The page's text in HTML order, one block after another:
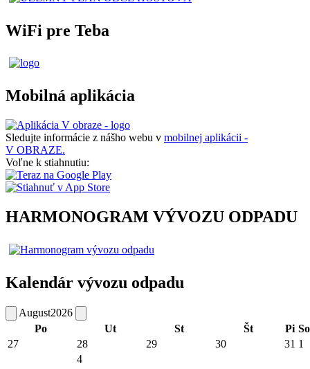
WiFi pre Teba
Mobilná aplikácia
Sledujte informácie z nášho webu v mobilnej aplikácii -
V OBRAZE.
Voľne k stiahnutiu:
HARMONOGRAM VÝVOZU ODPADU
Kalendár vývozu odpadu
August2026
Po
Ut St Št Pi So
27
28 29 30 31 1
4